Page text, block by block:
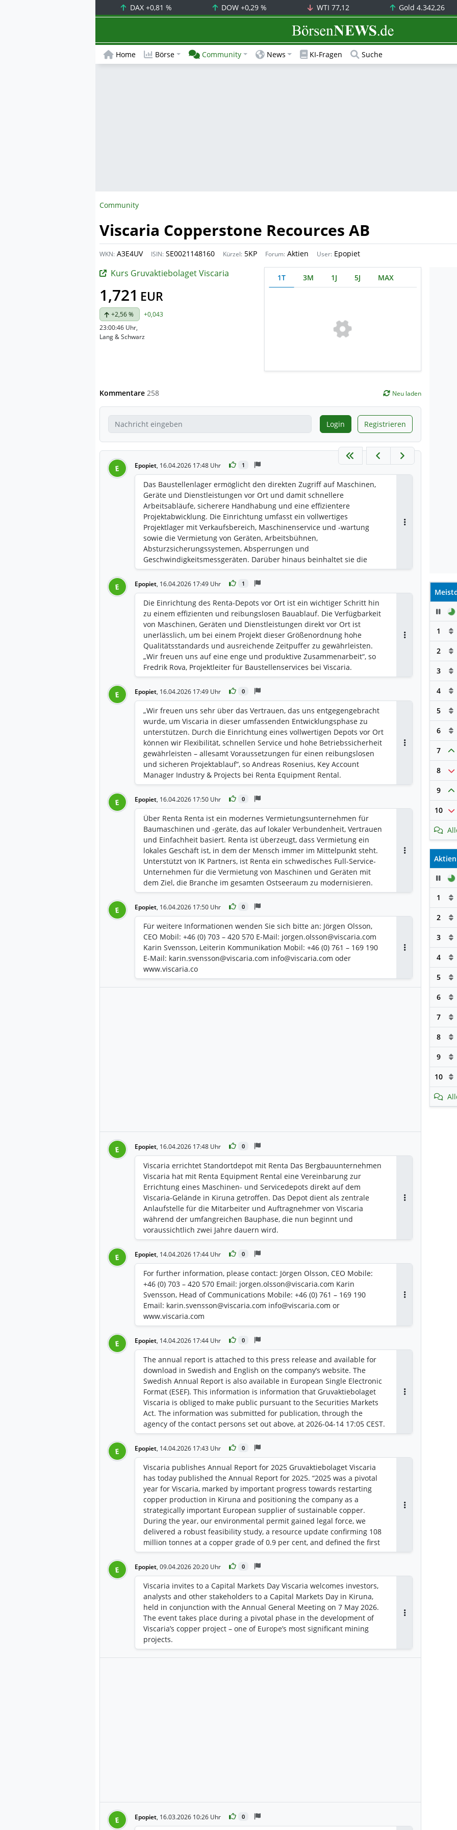
DAX +0,81 % DOW+0,29 % WTI 77,12 Gold4.342,26
BörsenNEWS.de
Home Börse Community News KI-Fragen Suche
Community
Viscaria Copperstone Recources AB
WKN: A3E4UV ISIN: SE0021148160 Kürzel: 5KP Forum: Aktien User: Epopiet
Kurs Gruvaktiebolaget Viscaria
1,721 EUR
+2,56 %
+0,043
23:00:46 Uhr,
Lang & Schwarz
1T 3M 1J 5J MAX
Kommentare 258 Neu laden
Login Registrieren
E Epopiet, 16.04.2026 17:48 Uhr 1
Das Baustellenlager ermöglicht den direkten Zugriff auf Maschinen,
Geräte und Dienstleistungen vor Ort und damit schnellere
Arbeitsabläufe, sicherere Handhabung und eine effizientere
Projektabwicklung. Die Einrichtung umfasst ein vollwertiges
Projektlager mit Verkaufsbereich, Maschinenservice und -wartung
sowie die Vermietung von Geräten, Arbeitsbühnen,
Absturzsicherungssystemen, Absperrungen und
Geschwindigkeitsmessgeräten. Darüber hinaus beinhaltet sie die
Errichtung temporärer Gebäude für die Materialbearbeitung, Büros
und Umkleideräume sowie weitere Dienstleistungen zur
Baustellenunterstützung. Damit ist Renta ein wichtiger Partner für die
reibungslose und professionelle Durchführung Ihres Bauprojekts.
E Epopiet, 16.04.2026 17:49 Uhr 1
Die Einrichtung des Renta-Depots vor Ort ist ein wichtiger Schritt hin
zu einem effizienten und reibungslosen Bauablauf. Die Verfügbarkeit
von Maschinen, Geräten und Dienstleistungen direkt vor Ort ist
unerlässlich, um bei einem Projekt dieser Größenordnung hohe
Qualitätsstandards und ausreichende Zeitpuffer zu gewährleisten.
„Wir freuen uns auf eine enge und produktive Zusammenarbeit“, so
Fredrik Rova, Projektleiter für Baustellenservices bei Viscaria.
Antworten
E Epopiet, 16.04.2026 17:49 Uhr 0
„Wir freuen uns sehr über das Vertrauen, das uns entgegengebracht
wurde, um Viscaria in dieser umfassenden Entwicklungsphase zu
unterstützen. Durch die Einrichtung eines vollwertigen Depots vor Ort
können wir Flexibilität, schnellen Service und hohe Betriebssicherheit
gewährleisten – allesamt Voraussetzungen für einen reibungslosen
und sicheren Projektablauf“, so Andreas Rosenius, Key Account
Manager Industry & Projects bei Renta Equipment Rental.
E Epopiet, 16.04.2026 17:50 Uhr 0
Über Renta Renta ist ein modernes Vermietungsunternehmen für
Baumaschinen und -geräte, das auf lokaler Verbundenheit, Vertrauen
und Einfachheit basiert. Renta ist überzeugt, dass Vermietung ein
lokales Geschäft ist, in dem der Mensch immer im Mittelpunkt steht.
Unterstützt von IK Partners, ist Renta ein schwedisches Full-Service-
Unternehmen für die Vermietung von Maschinen und Geräten mit
dem Ziel, die Branche im gesamten Ostseeraum zu modernisieren.
E Epopiet, 16.04.2026 17:50 Uhr 0
Für weitere Informationen wenden Sie sich bitte an: Jörgen Olsson,
CEO Mobil: +46 (0) 703 – 420 570 E-Mail: jorgen.olsson@viscaria.com
Karin Svensson, Leiterin Kommunikation Mobil: +46 (0) 761 – 169 190
E-Mail: karin.svensson@viscaria.com info@viscaria.com oder
www.viscaria.co
E Epopiet, 16.04.2026 17:48 Uhr 0
Viscaria errichtet Standortdepot mit Renta Das Bergbauunternehmen
Viscaria hat mit Renta Equipment Rental eine Vereinbarung zur
Errichtung eines Maschinen- und Servicedepots direkt auf dem
Viscaria-Gelände in Kiruna getroffen. Das Depot dient als zentrale
Anlaufstelle für die Mitarbeiter und Auftragnehmer von Viscaria
während der umfangreichen Bauphase, die nun beginnt und
voraussichtlich zwei Jahre dauern wird.
E Epopiet, 14.04.2026 17:44 Uhr 0
For further information, please contact: Jörgen Olsson, CEO Mobile:
+46 (0) 703 – 420 570 Email: jorgen.olsson@viscaria.com Karin
Svensson, Head of Communications Mobile: +46 (0) 761 – 169 190
Email: karin.svensson@viscaria.com info@viscaria.com or
www.viscaria.com
E Epopiet, 14.04.2026 17:44 Uhr 0
The annual report is attached to this press release and available for
download in Swedish and English on the company’s website. The
Swedish Annual Report is also available in European Single Electronic
Format (ESEF). This information is information that Gruvaktiebolaget
Viscaria is obliged to make public pursuant to the Securities Markets
Act. The information was submitted for publication, through the
agency of the contact persons set out above, at 2026-04-14 17:05 CEST.
E Epopiet, 14.04.2026 17:43 Uhr 0
Viscaria publishes Annual Report for 2025 Gruvaktiebolaget Viscaria
has today published the Annual Report for 2025. “2025 was a pivotal
year for Viscaria, marked by important progress towards restarting
copper production in Kiruna and positioning the company as a
strategically important European supplier of sustainable copper.
During the year, our environmental permit gained legal force, we
delivered a robust feasibility study, a resource update confirming 108
million tonnes at a copper grade of 0.9 per cent, and defined the first
Mineral Reserve. At the same time, we strengthened our financing and
entered into a memorandum of understanding regarding a long‑term
offtake agreement with Aurubis. Overall, the year’s progress confirms
the project’s robustness and strengthens Viscaria’s long‑term value
creation potential,” said Jörgen Olsson, CEO of Viscaria.
E Epopiet, 09.04.2026 20:20 Uhr 0
Viscaria invites to a Capital Markets Day Viscaria welcomes investors,
analysts and other stakeholders to a Capital Markets Day in Kiruna,
held in conjunction with the Annual General Meeting on 7 May 2026.
The event takes place during a pivotal phase in the development of
Viscaria’s copper project – one of Europe’s most significant mining
projects.
E Epopiet, 16.03.2026 10:26 Uhr 0
1
2
3
4
5
6
7
8
9
10
Aktien
1
2
3
4
5
6
7
8
9
10